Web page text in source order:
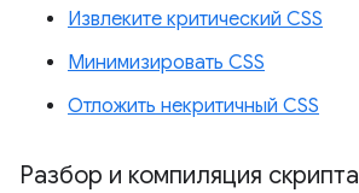
Извлеките критический CSS
Минимизировать CSS
Отложить некритичный CSS
Разбор и компиляция скрипта